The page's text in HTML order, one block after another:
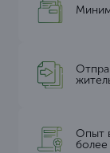
Опыт